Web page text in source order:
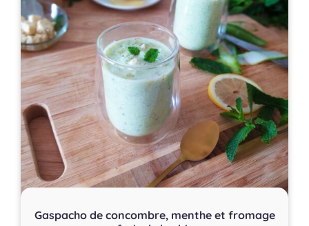
Gaspacho de concombre, menthe et fromage